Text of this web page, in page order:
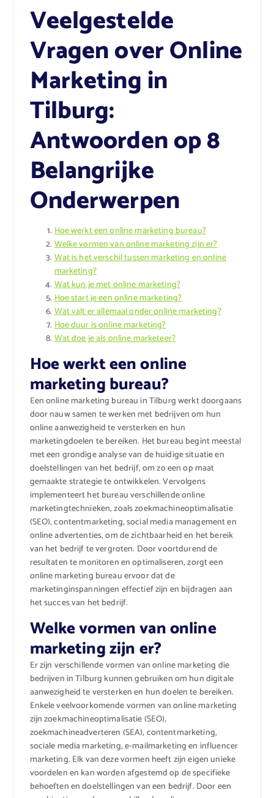
Veelgestelde
Vragen over Online
Marketing in
Tilburg:
Antwoorden op 8
Belangrijke
Onderwerpen
Hoe werkt een online marketing bureau?
Welke vormen van online marketing zijn er?
Wat is het verschil tussen marketing en online
marketing?
Wat kun je met online marketing?
Hoe start je een online marketing?
Wat valt er allemaal onder online marketing?
Hoe duur is online marketing?
Wat doe je als online marketeer?
Hoe werkt een online
marketing bureau?
Een online marketing bureau in Tilburg werkt doorgaans
door nauw samen te werken met bedrijven om hun
online aanwezigheid te versterken en hun
marketingdoelen te bereiken. Het bureau begint meestal
met een grondige analyse van de huidige situatie en
doelstellingen van het bedrijf, om zo een op maat
gemaakte strategie te ontwikkelen. Vervolgens
implementeert het bureau verschillende online
marketingtechnieken, zoals zoekmachineoptimalisatie
(SEO), contentmarketing, social media management en
online advertenties, om de zichtbaarheid en het bereik
van het bedrijf te vergroten. Door voortdurend de
resultaten te monitoren en optimaliseren, zorgt een
online marketing bureau ervoor dat de
marketinginspanningen effectief zijn en bijdragen aan
het succes van het bedrijf.
Welke vormen van online
marketing zijn er?
Er zijn verschillende vormen van online marketing die
bedrijven in Tilburg kunnen gebruiken om hun digitale
aanwezigheid te versterken en hun doelen te bereiken.
Enkele veelvoorkomende vormen van online marketing
zijn zoekmachineoptimalisatie (SEO),
zoekmachineadverteren (SEA), contentmarketing,
sociale media marketing, e-mailmarketing en influencer
marketing. Elk van deze vormen heeft zijn eigen unieke
voordelen en kan worden afgestemd op de specifieke
behoeften en doelstellingen van een bedrijf. Door een